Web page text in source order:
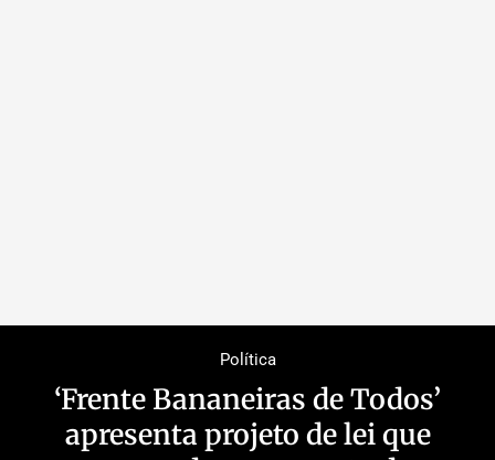
Política
‘Frente Bananeiras de Todos’
apresenta projeto de lei que